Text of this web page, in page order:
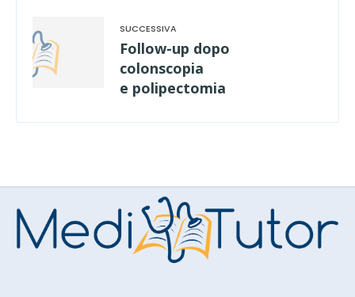
Follow-up dopo
colonscopia
e polipectomia